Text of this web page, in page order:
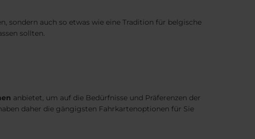
sondern auch so etwas wie eine Tradition für belgische
sollten.
anbietet, um auf die Bedürfnisse und Präferenzen der
daher die gängigsten Fahrkartenoptionen für Sie